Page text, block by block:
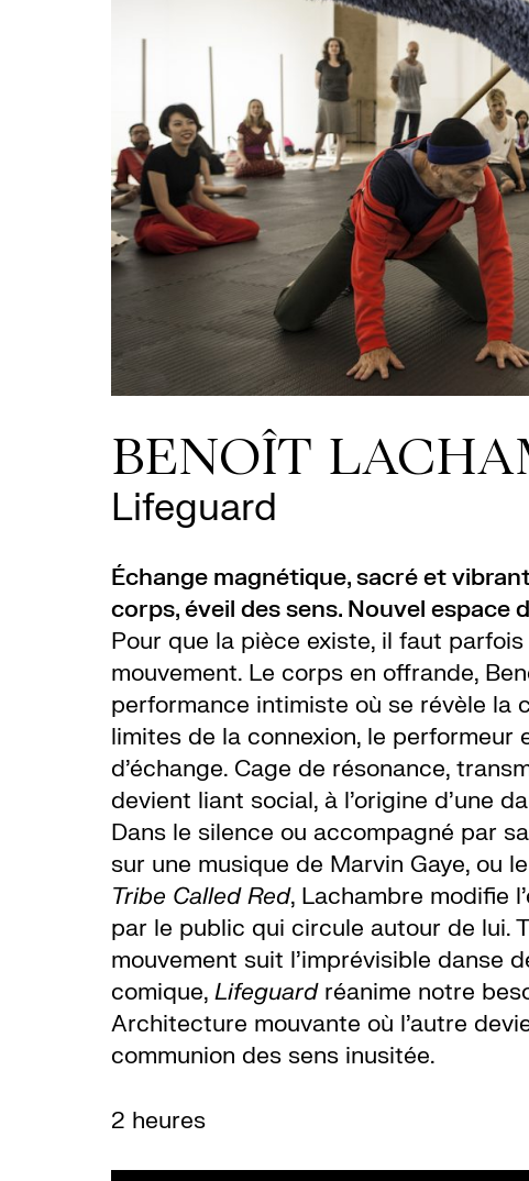
BENOÎT
Lifeguard
Échange magnétique, sacré et
corps, éveil des sens. Nouvel
Pour que la pièce existe, il faut
mouvement. Le corps en offrande,
performance intimiste où se révèle la
limites de la connexion, le
d’échange. Cage de résonance,
devient liant social, à l’origine d’une
Dans le silence ou accompagné par
sur une musique de Marvin Gaye, ou
Tribe Called Red, Lachambre modifie
par le public qui circule autour de lui.
mouvement suit l’imprévisible danse
comique, Lifeguardréanime notre
Architecture mouvante où l’autre
communion des sens inusitée.
2 heures